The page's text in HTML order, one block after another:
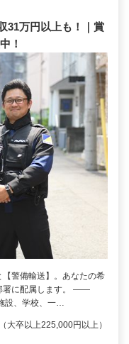
31万円以上も！｜賞
！
警備輸送】。あなたの希
署に配属します。 ――
設、学校、一…
大卒以上225,000円以上）